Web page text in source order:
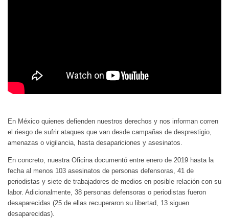
En México quienes defienden nuestros derechos y nos informan corren
el riesgo de sufrir ataques que van desde campañas de desprestigio,
amenazas o vigilancia, hasta desapariciones y asesinatos.
En concreto, nuestra Oficina documentó entre enero de 2019 hasta la
fecha al menos 103 asesinatos de personas defensoras, 41 de
periodistas y siete de trabajadores de medios en posible relación con su
labor. Adicionalmente, 38 personas defensoras o periodistas fueron
desaparecidas (25 de ellas recuperaron su libertad, 13 siguen
desaparecidas).